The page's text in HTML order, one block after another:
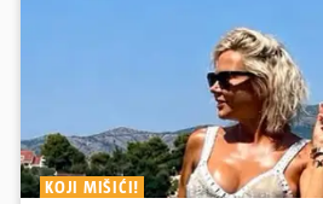
KOJI MIŠIĆI!